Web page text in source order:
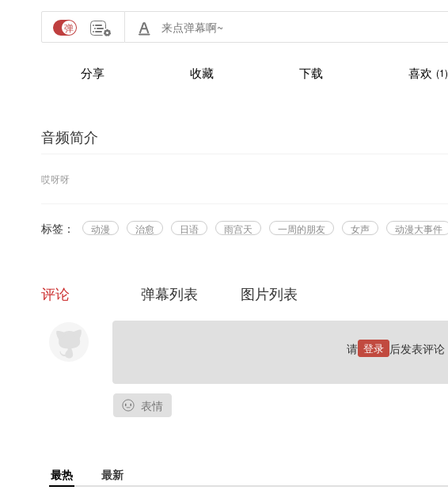
分享 收藏 下载 喜欢 (1)
音频简介
哎呀呀
标签： 动漫 治愈 日语 雨宫天 一周的朋友 女声 动漫大事件
评论 弹幕列表 图片列表
请 登录 后发表评论
表情
最热 最新